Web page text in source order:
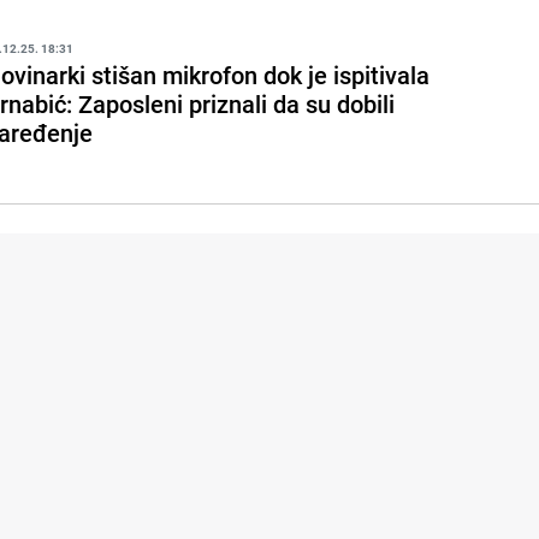
18:31
stišan mikrofon dok je ispitivala
Zaposleni priznali da su dobili